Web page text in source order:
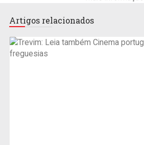
Artigos relacionados